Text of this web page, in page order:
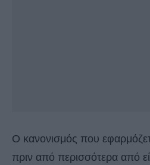
Ο κανονισμός που
πριν από περισσότερα από